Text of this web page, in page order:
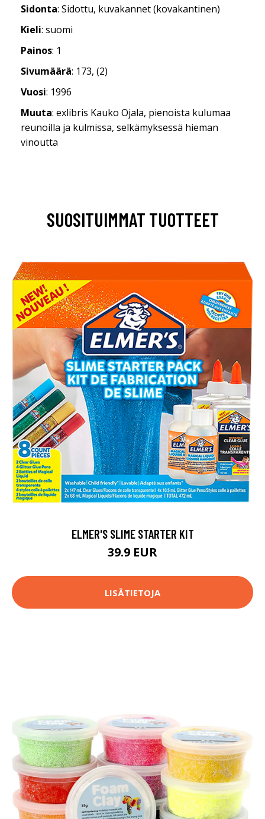
Sidonta: Sidottu, kuvakannet (kovakantinen)
Kieli: suomi
Painos: 1
Sivumäärä: 173, (2)
Vuosi: 1996
Muuta: exlibris Kauko Ojala, pienoista kulumaa
reunoilla ja kulmissa, selkämyksessä hieman
vinoutta
SUOSITUIMMAT TUOTTEET
ELMER'S SLIME STARTER KIT
39.9 EUR
LISÄTIETOJA